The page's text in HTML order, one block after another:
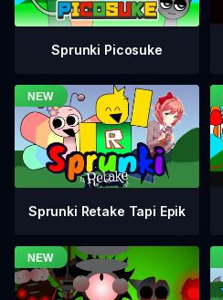
Sprunki Picosuke
Sprunki Retake Tapi Epik